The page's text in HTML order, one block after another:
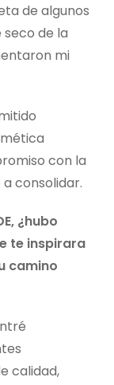
de algunos
de la
mi
con la
a consolidar.
¿hubo
te inspirara
camino
calidad,